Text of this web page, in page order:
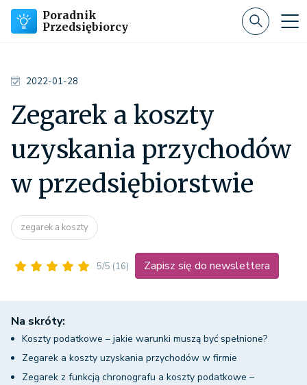
Poradnik
Przedsiębiorcy
2022-01-28
Zegarek a koszty
uzyskania przychodów
w przedsiębiorstwie
zegarek a koszty
5/5 (16) Zapisz się do newslettera
Na skróty:
Koszty podatkowe – jakie warunki muszą być spełnione?
Zegarek a koszty uzyskania przychodów w firmie
Zegarek z funkcją chronografu a koszty podatkowe –